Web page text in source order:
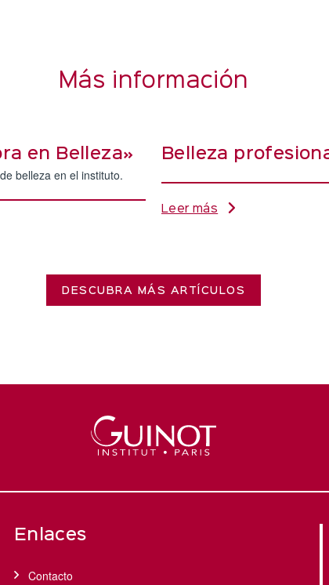
Más información
en Belleza»
belleza en el instituto.
Belleza
Leer más
DESCUBRA MÁS ARTÍCULOS
Enlaces
Contacto